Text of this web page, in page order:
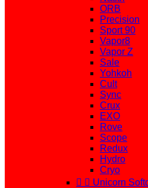
ORB
Precision
Sport 90
Vapor8
Vapor Z
Sale
Yohkoh
Cult
Sync
Crux
EXO
Rove
Scope
Redux
Hydro
Cryo
  Unicorn